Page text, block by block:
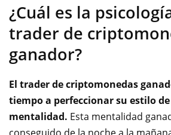
¿Cuál es la
trader de
ganador?
El trader de criptomonedas
tiempo a perfeccionar su estilo
mentalidad. Esta mentalidad